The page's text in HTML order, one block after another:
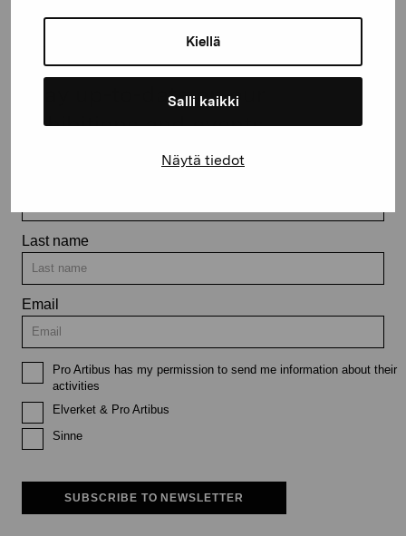
Kiellä
Salli kaikki
Näytä tiedot
Stay up-to-date on our
exhibitions and events
Last name
Email
Pro Artibus has my permission to send me information about their
activities
Elverket & Pro Artibus
Sinne
SUBSCRIBE TO NEWSLETTER